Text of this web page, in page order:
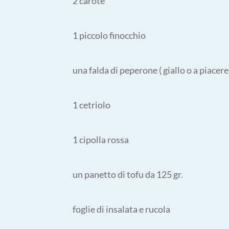
1 piccolo finocchio
una falda di peperone ( giallo o a
1 cetriolo
1 cipolla rossa
un panetto di tofu da 125 gr.
foglie di insalata e rucola